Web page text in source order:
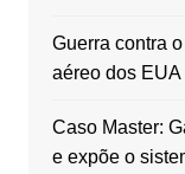
Guerra contra
aéreo dos EUA
Caso Master:
e expõe o